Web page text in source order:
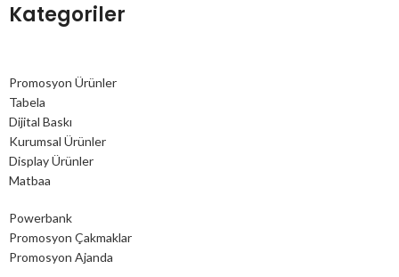
Kategoriler
Promosyon Ürünler
Tabela
Dijital Baskı
Kurumsal Ürünler
Display Ürünler
Matbaa
Powerbank
Promosyon Çakmaklar
Promosyon Ajanda